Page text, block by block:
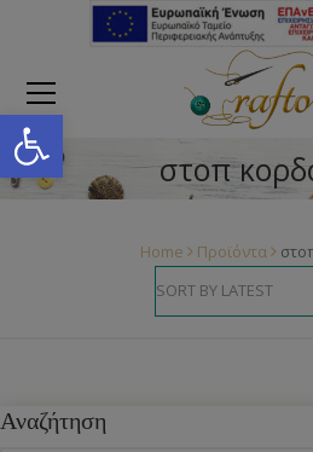
Open toolbar
στοπ
Home Προϊόντα
Αναζήτηση